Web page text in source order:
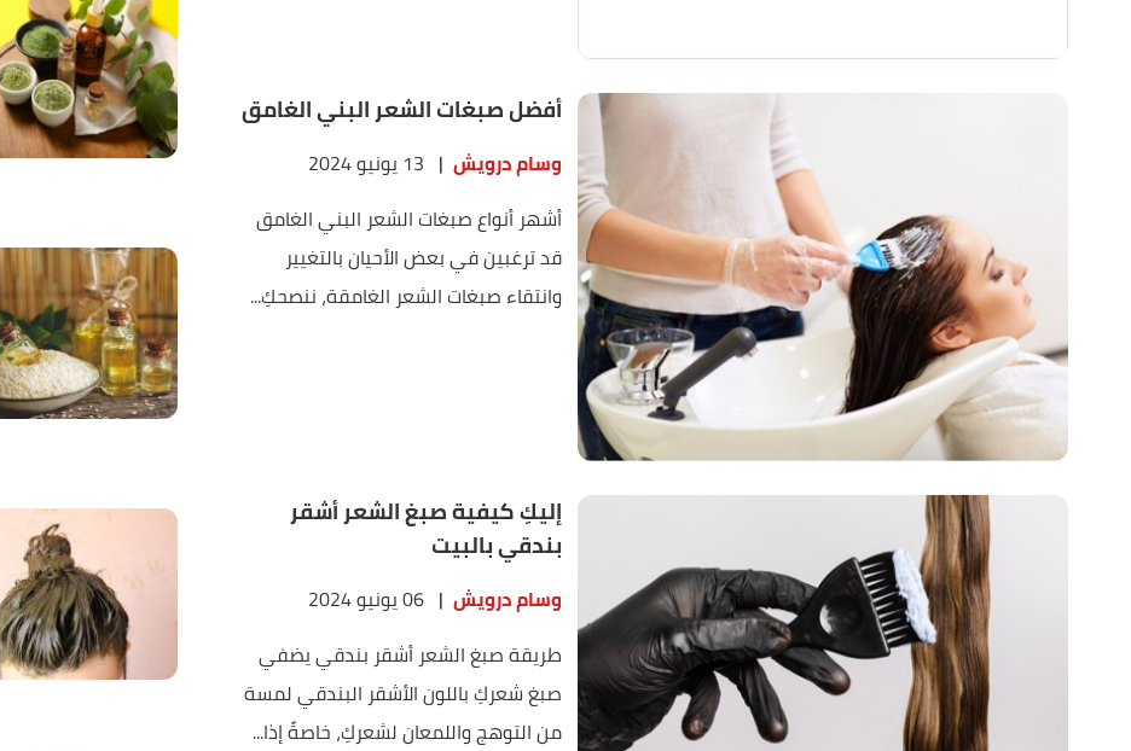
أفضل صبغات الشعر البني الغامق
وسام درويش | 13 يونيو 2024
أشهر أنواع صبغات الشعر البني الغامق
قد ترغبين في بعض الأحيان بالتغيير
وانتقاء صبغات الشعر الغامقة، ننصحكِ...
إليكِ كيفية صبغ الشعر أشقر
بندقي بالبيت
وسام درويش | 06 يونيو 2024
طريقة صبغ الشعر أشقر بندقي يضفي
صبغ شعركِ باللون الأشقر البندقي لمسة
من التوهج واللمعان لشعركِ، خاصةً إذا...